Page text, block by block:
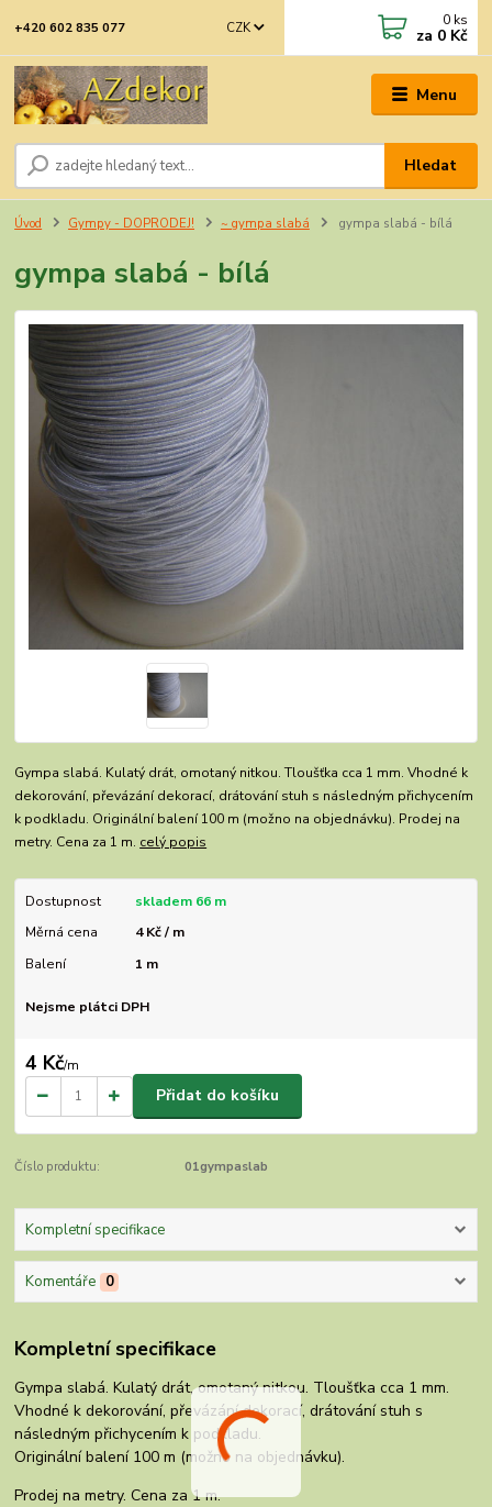
Menu
CZK
Hledat
+420 602 835 077 0 ks
za 0 Kč
Úvod Gympy - DOPRODEJ! ~ gympa slabá gympa slabá - bílá
gympa slabá - bílá
Gympa slabá. Kulatý drát, omotaný nitkou. Tloušťka cca 1 mm. Vhodné k
dekorování, převázání dekorací, drátování stuh s následným přichycením
k podkladu. Originální balení 100 m (možno na objednávku). Prodej na
metry. Cena za 1 m. celý popis
Dostupnost
skladem 66 m
Měrná cena
4 Kč / m
Balení
1 m
Nejsme plátci DPH
4 Kč/m
Přidat do košíku
Číslo produktu: 01gympaslab
Kompletní specifikace
Komentáře 0
Kompletní specifikace
Gympa slabá. Kulatý drát, omotaný nitkou. Tloušťka cca 1 mm.
Vhodné k dekorování, převázání dekorací, drátování stuh s
následným přichycením k podkladu.
Originální balení 100 m (možno na objednávku).
Prodej na metry. Cena za 1 m.